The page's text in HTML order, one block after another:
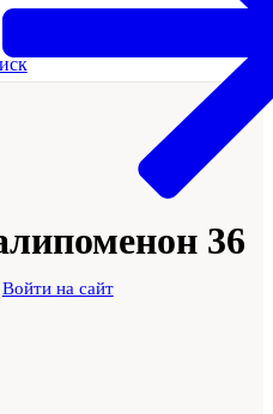
Войти на сайт
36